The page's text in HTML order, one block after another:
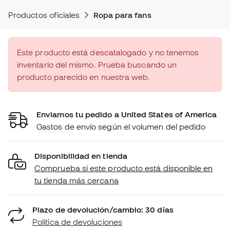
Productos oficiales Ropa para fans
Este producto está descatalogado y no tenemos
inventario del mismo. Prueba buscando un
producto parecido en nuestra web.
Enviamos tu pedido a United States of America
Gastos de envío según el volumen del pedido
Disponibilidad en tienda
Comprueba si este producto está disponible en
tu tienda más cercana
Plazo de devolución/cambio: 30 días
Política de devoluciones